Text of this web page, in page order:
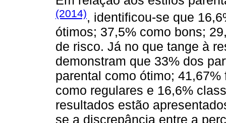
(2014), identificou-se que
ótimos; 37,5% como bons;
de risco. Já no que tange à
demonstram que 33% dos
parental como ótimo;
como regulares e 16,6%
resultados estão
se a discrepância entre a